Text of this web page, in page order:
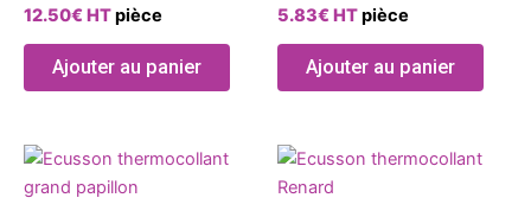
12.50€HTpièce
Ajouter au panier
5.83€HTpièce
Ajouter au panier